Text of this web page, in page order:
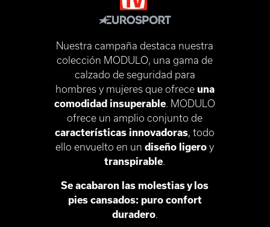
Nuestra campaña destaca nuestra
colección MODULO, una gama de
calzado de seguridad para
hombres y mujeres que ofrece una
comodidad insuperable. MODULO
ofrece un amplio conjunto de
características innovadoras, todo
ello envuelto en undiseño ligero y
transpirable.
Se acabaron las molestias y los
pies cansados: puro confort
duradero.